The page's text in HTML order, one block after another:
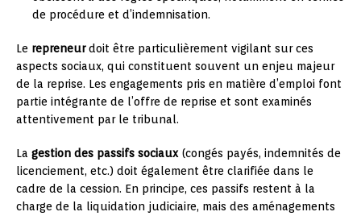
de procédure et d’indemnisation.
Le repreneurdoit être particulièrement vigilant sur ces
aspects sociaux, qui constituent souvent un enjeu majeur
de la reprise. Les engagements pris en matière d’emploi font
partie intégrante de l’offre de reprise et sont examinés
attentivement par le tribunal.
La gestion des passifs sociaux(congés payés, indemnités de
licenciement, etc.) doit également être clarifiée dans le
cadre de la cession. En principe, ces passifs restent à la
charge de la liquidation judiciaire, mais des aménagements